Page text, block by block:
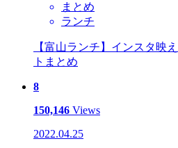
まとめ
ランチ
【富山ランチ】インスタ映
トまとめ
8
150,146 Views
2022.04.25